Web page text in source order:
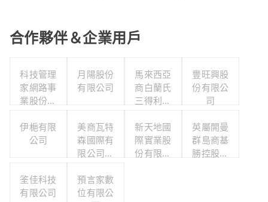
合作夥伴＆企業用戶
科技管理
家網路事
業股份有
月陽股份
有限公司
馬來西亞
商白蘭氏
三得利股
司台灣分
公司
豐旺興股
份有限公
司
伊梔有限
公司
美商瓦特
森國際有
限公司台
新天地國
際實業股
份有限公
英屬開曼
群島商基
勝控股股
筌佳科技
有限公司
預言家數
位有限公